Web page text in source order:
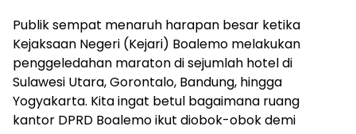
​Publik sempat menaruh harapan besar ketika
Kejaksaan Negeri (Kejari) Boalemo melakukan
penggeledahan maraton di sejumlah hotel di
Sulawesi Utara, Gorontalo, Bandung, hingga
Yogyakarta. Kita ingat betul bagaimana ruang
kantor DPRD Boalemo ikut diobok-obok demi